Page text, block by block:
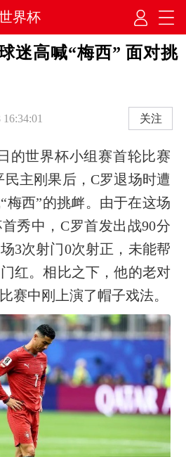
界杯
迷高喊“梅西” 面对挑
关注
的世界杯小组赛首轮比赛
民主刚果后，C罗退场时遭
梅西”的挑衅。由于在这场
秀中，C罗首发出战90分
3次射门0次射正，未能帮
红。相比之下，他的老对
赛中刚上演了帽子戏法。